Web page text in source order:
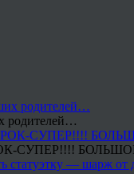
родителей…
СУПЕР!!!!